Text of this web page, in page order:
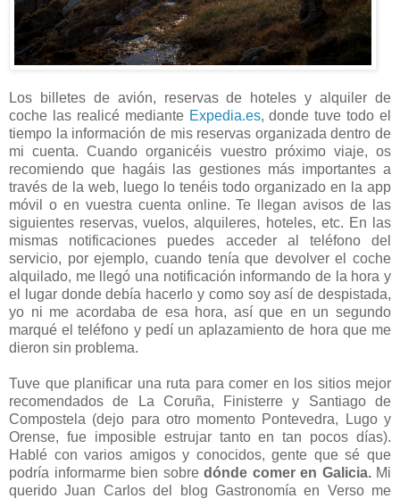
Los billetes de avión, reservas de hoteles y alquiler de
coche las realicé mediante Expedia.es, donde tuve todo el
tiempo la información de mis reservas organizada dentro de
mi cuenta. Cuando organicéis vuestro próximo viaje, os
recomiendo que hagáis las gestiones más importantes a
través de la web, luego lo tenéis todo organizado en la app
móvil o en vuestra cuenta online. Te llegan avisos de las
siguientes reservas, vuelos, alquileres, hoteles, etc. En las
mismas notificaciones puedes acceder al teléfono del
servicio, por ejemplo, cuando tenía que devolver el coche
alquilado, me llegó una notificación informando de la hora y
el lugar donde debía hacerlo y como soy así de despistada,
yo ni me acordaba de esa hora, así que en un segundo
marqué el teléfono y pedí un aplazamiento de hora que me
dieron sin problema.
Tuve que planificar una ruta para comer en los sitios mejor
recomendados de La Coruña, Finisterre y Santiago de
Compostela (dejo para otro momento Pontevedra, Lugo y
Orense, fue imposible estrujar tanto en tan pocos días).
Hablé con varios amigos y conocidos, gente que sé que
podría informarme bien sobre dónde comer en Galicia.Mi
querido Juan Carlos del blog Gastronomía en Verso me